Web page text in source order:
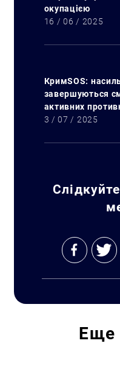
окупацією
16 / 06 / 2025
КримSOS:
завершуються
активних
3 / 07 / 2025
Еще